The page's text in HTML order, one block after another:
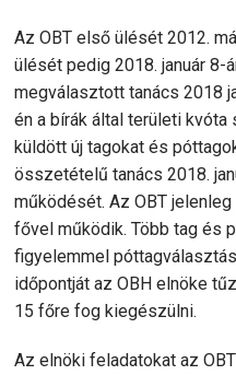
Az OBT első ülését 2012.
ülését pedig 2018. január 8-
megválasztott tanács 2018
én a bírák által területi
küldött új tagokat és
összetételű tanács 2018.
működését. Az OBT
fővel működik. Több tag és
figyelemmel
időpontját az OBH elnöke
15 főre fog kiegészülni.
Az elnöki feladatokat az